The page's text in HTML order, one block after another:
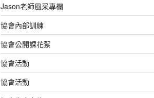
Jason老師風采專欄
協會內部訓練
協會公開課花絮
協會活動
協會活動